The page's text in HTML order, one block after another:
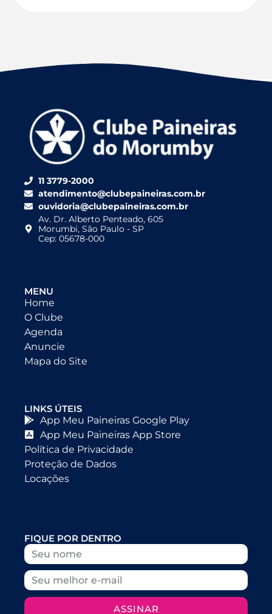
11 3779-2000
atendimento@clubepaineiras.com.br
ouvidoria@clubepaineiras.com.br
Av. Dr. Alberto Penteado, 605
Morumbi, São Paulo - SP
Cep: 05678-000
MENU
Home
O Clube
Agenda
Anuncie
Mapa do Site
LINKS ÚTEIS
App Meu Paineiras Google Play
App Meu Paineiras App Store
Política de Privacidade
Proteção de Dados
Locações
FIQUE POR DENTRO
ASSINAR